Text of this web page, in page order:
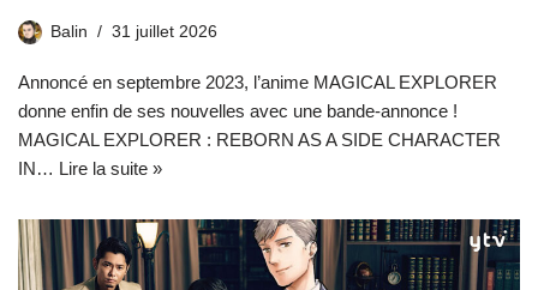
Balin 31 juillet 2026
Annoncé en septembre 2023, l’anime MAGICAL EXPLORER
donne enfin de ses nouvelles avec une bande-annonce !
MAGICAL EXPLORER : REBORN AS A SIDE CHARACTER
IN… Lire la suite »